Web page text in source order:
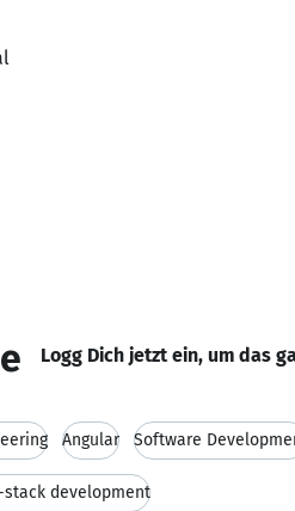
Logg Dich jetzt ein, um das
Angular Software
stack development